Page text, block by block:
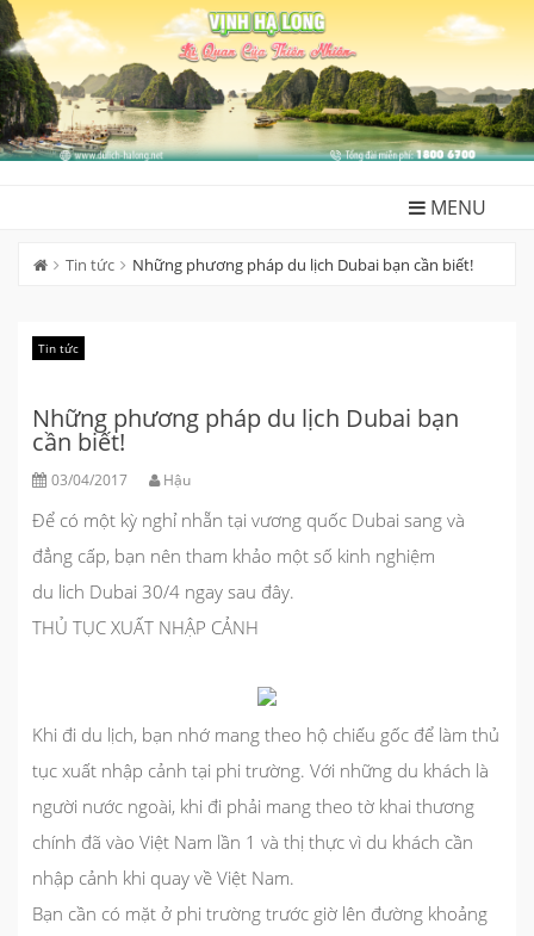
Skip
to
content
MENU
Tin tức Những phương pháp du lịch Dubai bạn cần biết!
Tin tức
Những phương pháp du lịch Dubai bạn
cần biết!
03/04/2017 Hậu
Để có một kỳ nghỉ nhẵn tại vương quốc Dubai sang và
đẳng cấp, bạn nên tham khảo một số kinh nghiệm
du lich Dubai 30/4 ngay sau đây.
THỦ TỤC XUẤT NHẬP CẢNH
Khi đi du lịch, bạn nhớ mang theo hộ chiếu gốc để làm thủ
tục xuất nhập cảnh tại phi trường. Với những du khách là
người nước ngoài, khi đi phải mang theo tờ khai thương
chính đã vào Việt Nam lần 1 và thị thực vì du khách cần
nhập cảnh khi quay về Việt Nam.
Bạn cần có mặt ở phi trường trước giờ lên đường khoảng